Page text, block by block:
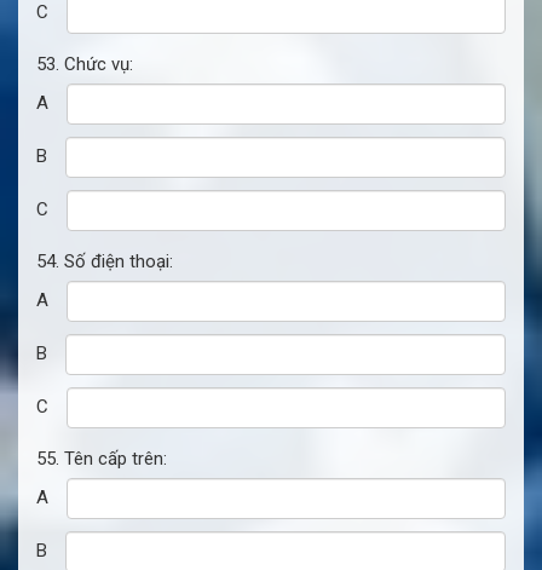
C
53. Chức vụ:
A
B
C
54. Số điện thoại:
A
B
C
55. Tên cấp trên:
A
B